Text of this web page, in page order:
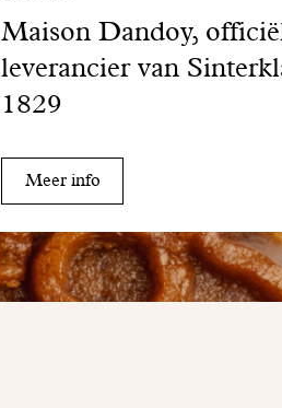
Maison Dandoy,
leverancier van
1829
Meer info